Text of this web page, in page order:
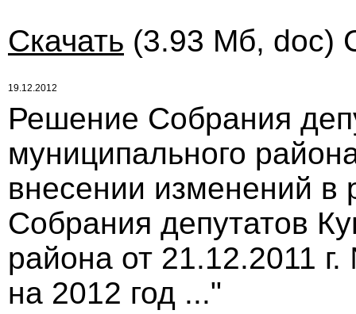
Скачать (3.93 Мб, doc)
19.12.2012
Решение Собрания
муниципального
внесении изменений в
Собрания депутатов
района от 21.12.2011
на 2012 год ..."